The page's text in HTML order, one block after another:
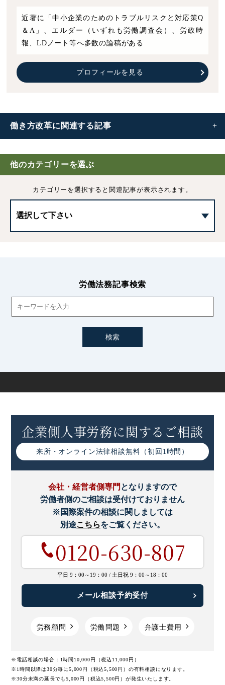
働き方改革に 関連する記事
働き方改革
3ヶ月」へ延長
36協定とは？時間外労働の上限規制や罰則、新様式の協定
働き方改革による産業医の機能強化とは｜改正点や企業の
取り組みなど
高度プロフェッショナル制度導入時の注意点
高度プロフェッショナル制度の導入要件
高度プロフェッショナル制度の導入手続きについて
【2025年最新版】労働安全衛生法の改正一覧とポイント
て
他のカテゴリーを選ぶ
カテゴリーを選択すると 関連記事が表示されます。
近著に「中小企業のためのトラブルリスクと対応策Q
＆A」、エルダー（いずれも労働調査会）、労政時
報、LDノート等へ多数の論稿がある
プロフィールを見る
労働法務記事検索
企業側人事労務に関するご相談
来所・オンライン法律相談無料（初回1時間）
会社・経営者側専門 となりますので
労働者側のご相談は受付けておりません
※国際案件の相談に関しましては
別途こちらをご覧ください。
0120-630-807
平日 9：00～19：00 / 土日祝 9：00～18：00
メール相談予約受付
労務顧問 労働問題 弁護士費用
※電話相談の場合：1時間10,000円（税込11,000円）
※1時間以降は30分毎に5,000円（税込5,500円）の有料相談になります。
※30分未満の延長でも5,000円（税込5,500円）が発生いたします。